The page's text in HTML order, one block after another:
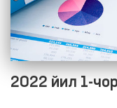
2022 йил 1-чорак// Бюджет